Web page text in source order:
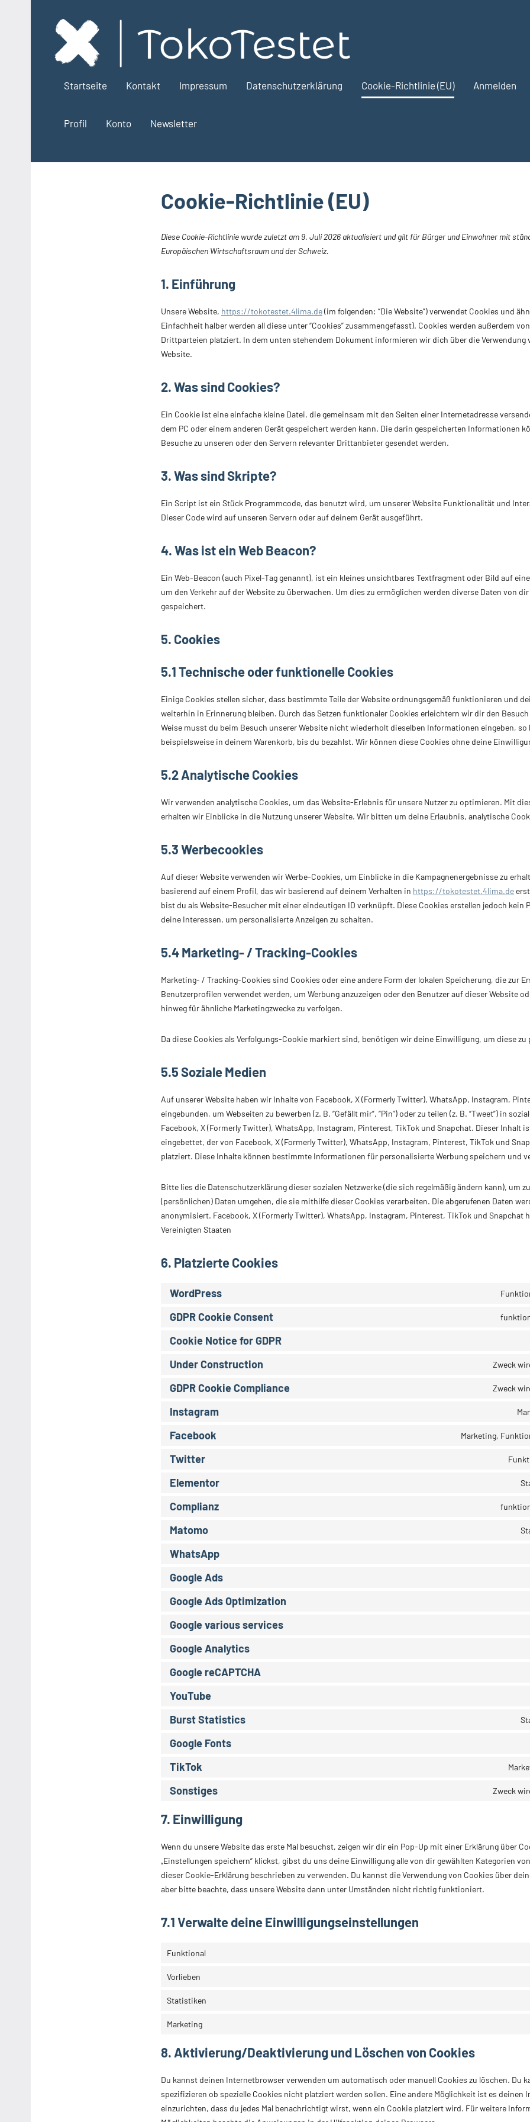
springen
Startseite Kontakt Impressum Datenschutzerklärung Cookie-Richtlinie (EU) Anmelden
Profil Konto Newsletter
Cookie-Richtlinie (EU)
Diese Cookie-Richtlinie wurde zuletzt am 9. Juli 2026 aktualisiert und gilt für Bürger und Einwohner mit
Europäischen Wirtschaftsraum und der Schweiz.
1. Einführung
Unsere Website, https://tokotestet.4lima.de(im folgenden: “Die Website”) verwendet Cookies und
Einfachheit halber werden all diese unter “Cookies” zusammengefasst). Cookies werden außerdem
Drittparteien platziert. In dem unten stehendem Dokument informieren wir dich über die Verwendung
Website.
2. Was sind Cookies?
Ein Cookie ist eine einfache kleine Datei, die gemeinsam mit den Seiten einer Internetadresse
dem PC oder einem anderen Gerät gespeichert werden kann. Die darin gespeicherten Informationen
Besuche zu unseren oder den Servern relevanter Drittanbieter gesendet werden.
3. Was sind Skripte?
Ein Script ist ein Stück Programmcode, das benutzt wird, um unserer Website Funktionalität und
Dieser Code wird auf unseren Servern oder auf deinem Gerät ausgeführt.
4. Was ist ein Web Beacon?
Ein Web-Beacon (auch Pixel-Tag genannt), ist ein kleines unsichtbares Textfragment oder Bild auf
um den Verkehr auf der Website zu überwachen. Um dies zu ermöglichen werden diverse Daten von
gespeichert.
5. Cookies
5.1 Technische oder funktionelle Cookies
Einige Cookies stellen sicher, dass bestimmte Teile der Website ordnungsgemäß funktionieren und
weiterhin in Erinnerung bleiben. Durch das Setzen funktionaler Cookies erleichtern wir dir den
Weise musst du beim Besuch unserer Website nicht wiederholt dieselben Informationen eingeben,
beispielsweise in deinem Warenkorb, bis du bezahlst. Wir können diese Cookies ohne deine
5.2 Analytische Cookies
Wir verwenden analytische Cookies, um das Website-Erlebnis für unsere Nutzer zu optimieren. Mit
erhalten wir Einblicke in die Nutzung unserer Website. Wir bitten um deine Erlaubnis, analytische
5.3 Werbecookies
Auf dieser Website verwenden wir Werbe-Cookies, um Einblicke in die Kampagnenergebnisse zu
basierend auf einem Profil, das wir basierend auf deinem Verhalten in https://tokotestet.4lima.de
bist du als Website-Besucher mit einer eindeutigen ID verknüpft. Diese Cookies erstellen jedoch kein
deine Interessen, um personalisierte Anzeigen zu schalten.
5.4 Marketing- / Tracking-Cookies
Marketing- / Tracking-Cookies sind Cookies oder eine andere Form der lokalen Speicherung, die zur
Benutzerprofilen verwendet werden, um Werbung anzuzeigen oder den Benutzer auf dieser Website
hinweg für ähnliche Marketingzwecke zu verfolgen.
Da diese Cookies als Verfolgungs-Cookie markiert sind, benötigen wir deine Einwilligung, um diese zu
5.5 Soziale Medien
Auf unserer Website haben wir Inhalte von Facebook, X (Formerly Twitter), WhatsApp, Instagram,
eingebunden, um Webseiten zu bewerben (z. B. “Gefällt mir”, “Pin”) oder zu teilen (z. B. “Tweet”) in
Facebook, X (Formerly Twitter), WhatsApp, Instagram, Pinterest, TikTok und Snapchat. Dieser Inhalt
eingebettet, der von Facebook, X (Formerly Twitter), WhatsApp, Instagram, Pinterest, TikTok und
platziert. Diese Inhalte können bestimmte Informationen für personalisierte Werbung speichern und
Bitte lies die Datenschutzerklärung dieser sozialen Netzwerke (die sich regelmäßig ändern kann), um
(persönlichen) Daten umgehen, die sie mithilfe dieser Cookies verarbeiten. Die abgerufenen Daten
anonymisiert. Facebook, X (Formerly Twitter), WhatsApp, Instagram, Pinterest, TikTok und Snapchat
Vereinigten Staaten
6. Platzierte Cookies
WordPress
GDPR Cookie Consent
Cookie Notice for GDPR
Under Construction Zweck
GDPR Cookie Compliance Zweck
Instagram
Facebook Marketing,
Twitter
Elementor
Complianz
Matomo
WhatsApp
Google Ads
Google Ads Optimization
Google various services
Google Analytics
Google reCAPTCHA
YouTube
Burst Statistics
Google Fonts
TikTok
Sonstiges Zweck
7. Einwilligung
Wenn du unsere Website das erste Mal besuchst, zeigen wir dir ein Pop-Up mit einer Erklärung über
„Einstellungen speichern“ klickst, gibst du uns deine Einwilligung alle von dir gewählten Kategorien
dieser Cookie-Erklärung beschrieben zu verwenden. Du kannst die Verwendung von Cookies über
aber bitte beachte, dass unsere Website dann unter Umständen nicht richtig funktioniert.
7.1 Verwalte deine Einwilligungseinstellungen
Funktional
Vorlieben
Statistiken
Marketing
8. Aktivierung/Deaktivierung und Löschen von Cookies
Du kannst deinen Internetbrowser verwenden um automatisch oder manuell Cookies zu löschen. Du
spezifizieren ob spezielle Cookies nicht platziert werden sollen. Eine andere Möglichkeit ist es deinen
einzurichten, dass du jedes Mal benachrichtigt wirst, wenn ein Cookie platziert wird. Für weitere